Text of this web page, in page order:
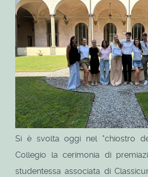
Si è svolta oggi nel "chiostro
Collegio la cerimonia di
studentessa associata di